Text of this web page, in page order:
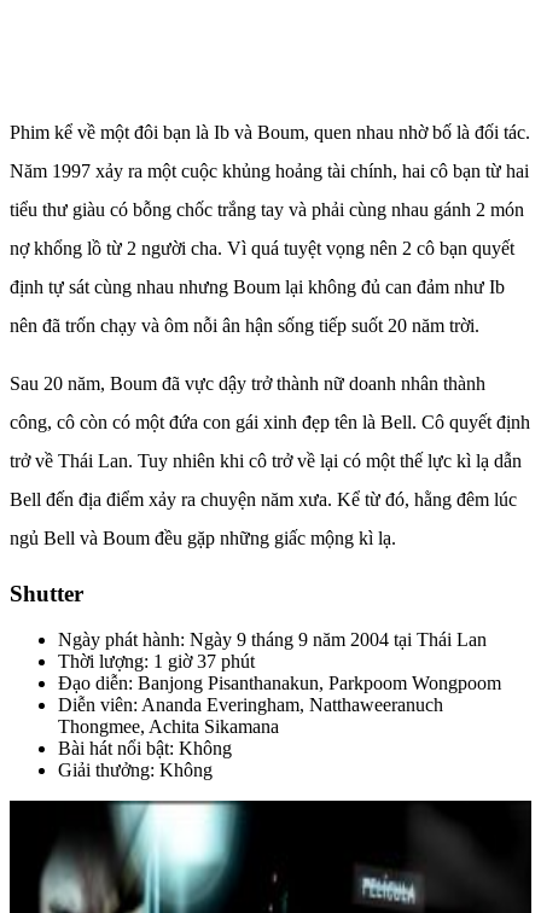
Phim kể về một đôi bạn là Ib và Boum, quen nhau nhờ bố là đối tác.
Năm 1997 xảy ra một cuộc khủng hoảng tài chính, hai cô bạn từ hai
tiểu thư giàu có bỗng chốc trắng tay và phải cùng nhau gánh 2 món
nợ khổng lồ từ 2 người cha. Vì quá tuyệt vọng nên 2 cô bạn quyết
định tự sát cùng nhau nhưng Boum lại không đủ can đảm như Ib
nên đã trốn chạy và ôm nỗi ân hận sống tiếp suốt 20 năm trời.
Sau 20 năm, Boum đã vực dậy trở thành nữ doanh nhân thành
công, cô còn có một đứa con gái xinh đẹp tên là Bell. Cô quyết định
trở về Thái Lan. Tuy nhiên khi cô trở về lại có một thế lực kì lạ dẫn
Bell đến địa điểm xảy ra chuyện năm xưa. Kể từ đó, hằng đêm lúc
ngủ Bell và Boum đều gặp những giấc mộng kì lạ.
Shutter
Ngày phát hành: Ngày 9 tháng 9 năm 2004 tại Thái Lan
Thời lượng: 1 giờ 37 phút
Đạo diễn: Banjong Pisanthanakun, Parkpoom Wongpoom
Diễn viên: Ananda Everingham, Natthaweeranuch
Thongmee, Achita Sikamana
Bài hát nổi bật: Không
Giải thưởng: Không